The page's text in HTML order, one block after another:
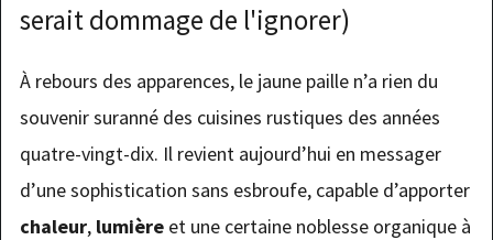
serait dommage de l'ignorer)
À rebours des apparences, le jaune paille n’a rien du
souvenir suranné des cuisines rustiques des années
quatre-vingt-dix. Il revient aujourd’hui en messager
d’une sophistication sans esbroufe, capable d’apporter
chaleur, lumièreet une certaine noblesse organique à